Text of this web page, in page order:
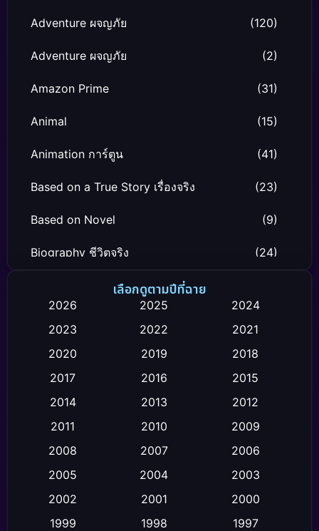
Adventure ผจญภัย (120)
Adventure ผจญภัย (2)
Amazon Prime (31)
Animal (15)
Animation การ์ตูน (41)
Based on a True Story เรื่องจริง (23)
Based on Novel (9)
Biography ชีวิตจริง (24)
Comedy ตลก
Comedy ตลก (119)
Crime อาชญากรรม
Crime อาชญากรรม (111)
เลือกดูตามปีที่ฉาย
2026 2025
2024
2023
2022
2021
2020
2019
2018
2017
2016
2015
2014
2013
2012
2011
2010
2009
2008
2007
2006
2005
2004
2003
2002
2001
2000
1999
1998
1997